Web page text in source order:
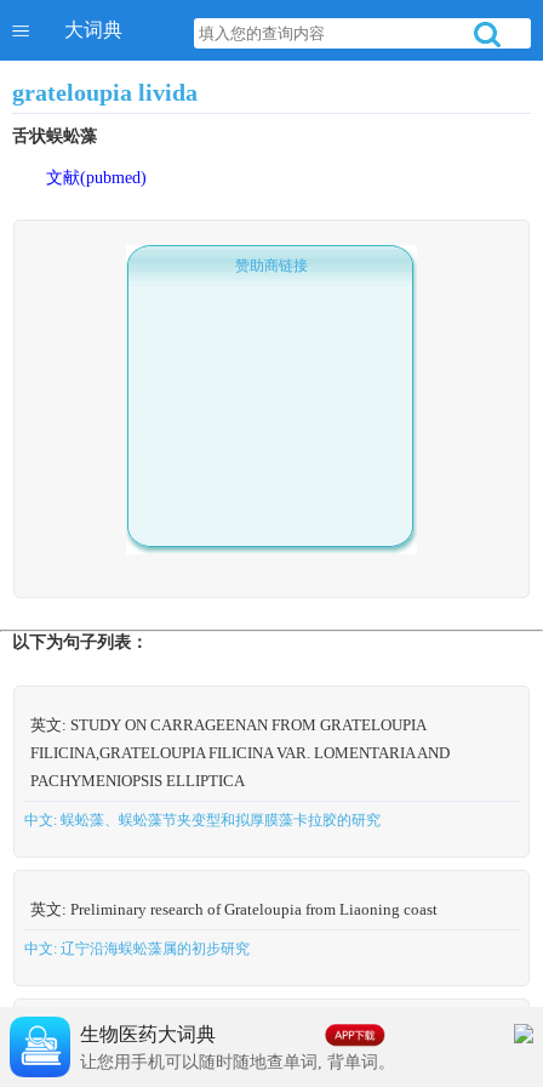
生物医药大词典
让您用手机可以随时随地查单词, 背单词。
大词典
grateloupia livida
舌状蜈蚣藻
文献(pubmed)
赞助商链接
以下为句子列表：
英文: STUDY ON CARRAGEENAN FROM GRATELOUPIA
FILICINA,GRATELOUPIA FILICINA VAR. LOMENTARIA AND
PACHYMENIOPSIS ELLIPTICA
中文: 蜈蚣藻、蜈蚣藻节夹变型和拟厚膜藻卡拉胶的研究
英文: Preliminary research of Grateloupia from Liaoning coast
中文: 辽宁沿海蜈蚣藻属的初步研究
英文: RAPD ANALYSIS OF GRATELOUPIA FILICINA AND
SINOYUBIMORPHA PORRACEA